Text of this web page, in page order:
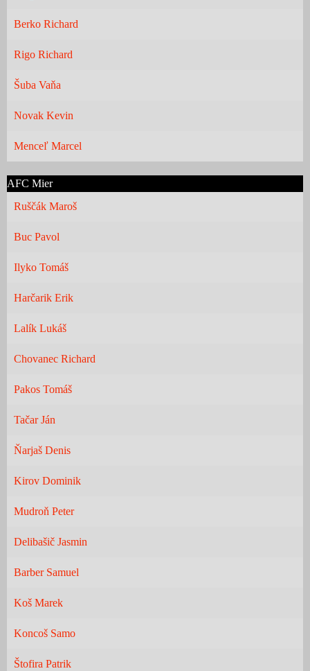
Berko Richard
Rigo Richard
Šuba Vaňa
Novak Kevin
Menceľ Marcel
AFC Mier
Ruščák Maroš
Buc Pavol
Ilyko Tomáš
Harčarik Erik
Lalík Lukáš
Chovanec Richard
Pakos Tomáš
Tačar Ján
Ňarjaš Denis
Kirov Dominik
Mudroň Peter
Delibašič Jasmin
Barber Samuel
Koš Marek
Koncoš Samo
Štofira Patrik